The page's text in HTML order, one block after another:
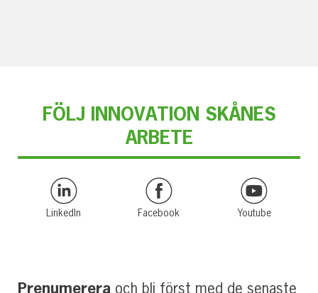
FÖLJ INNOVATION SKÅNES
ARBETE
LinkedIn Facebook Youtube
Prenumerera och bli först med de senaste